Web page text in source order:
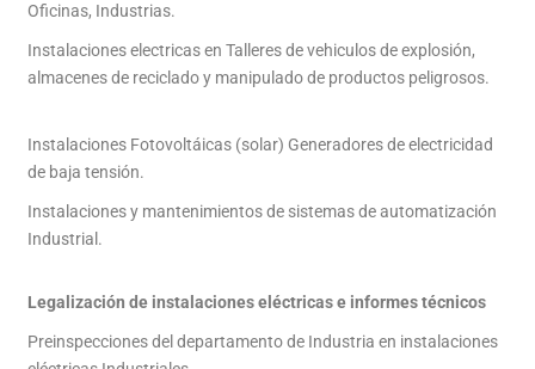
Oficinas, Industrias.
Instalaciones electricas en Talleres de vehiculos de explosión,
almacenes de reciclado y manipulado de productos peligrosos.
Instalaciones Fotovoltáicas (solar) Generadores de electricidad
de baja tensión.
Instalaciones y mantenimientos de sistemas de automatización
Industrial.
Legalización de instalaciones eléctricas e informes técnicos
Preinspecciones del departamento de Industria en instalaciones